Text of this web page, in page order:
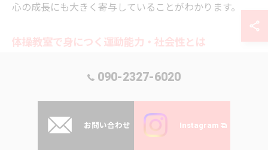
心の成長にも大きく寄与していることがわかります。
体操教室で身につく運動能力・社会性とは
ス感覚、瞬発力など多岐にわたります。特に大宮エリア
の体操教室では、年齢やレベルに応じたクラス編成が行
われているため、子供一人ひとりの発達段階や得意・不
得意に合わせて無理なくステップアップできます。
090-2327-6020
お問い合わせ Instagram